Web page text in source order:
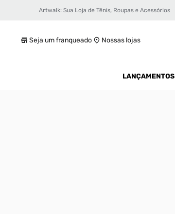
Artwalk: Sua Loja de Tênis, Roupas e Acessórios
Seja um franqueado Nossas lojas
LANÇAMENTOS
Tênis Air Jordan 1 Low Feminino